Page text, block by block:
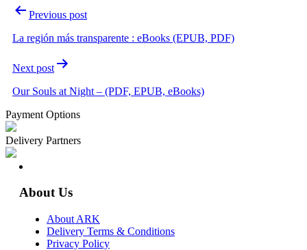
Post
navigation
Previous post
La región más transparente : eBooks (EPUB, PDF)
Next post
Our Souls at Night – (PDF, EPUB, eBooks)
Payment Options
Delivery Partners
About Us
About ARK
Delivery Terms & Conditions
Privacy Policy